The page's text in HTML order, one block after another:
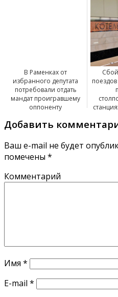
В Раменках от
избранного депутата
потребовали отдать
мандат проигравшему
оппоненту
Добавить
Ваш e-mail не будет
помечены *
Комментарий
Имя *
E-mail *